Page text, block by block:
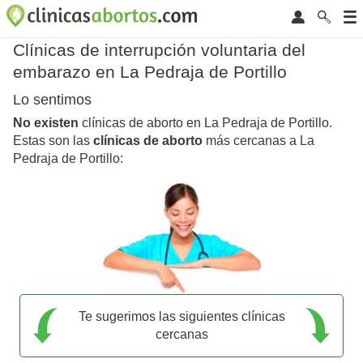
Clínicas de interrupción voluntaria del
embarazo en La Pedraja de Portillo
Lo sentimos
No existen clínicas de aborto en La Pedraja de Portillo.
Estas son las clínicas de aborto más cercanas a La
Pedraja de Portillo:
Te sugerimos las siguientes clínicas
cercanas